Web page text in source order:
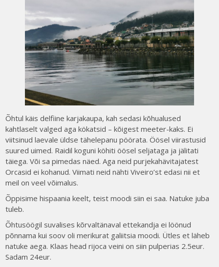
Õhtul käis delfiine karjakaupa, kah sedasi kõhualused
kahtlaselt valged aga kökatsid – kõigest meeter-kaks. Ei
viitsinud laevale üldse tähelepanu pöörata. Öösel viirastusid
suured uimed. Raidil koguni köhiti öösel seljataga ja jälitati
täiega. Või sa pimedas näed. Aga neid purjekahävitajatest
Orcasid ei kohanud. Viimati neid nähti Viveiro’st edasi nii et
meil on veel võimalus.
Õppisime hispaania keelt, teist moodi siin ei saa. Natuke juba
tuleb.
Õhtusöögil suvalises kõrvaltänaval ettekandja ei löönud
põnnama kui soov oli merikurat galiitsia moodi. Ütles et läheb
natuke aega. Klaas head rijoca veini on siin pulperias 2.5eur.
Sadam 24eur.